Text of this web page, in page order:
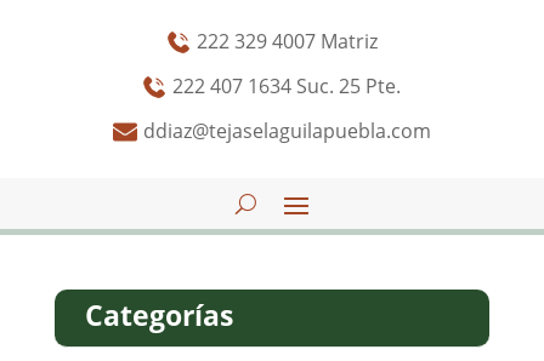
222 329 4007 Matriz
222 407 1634 Suc. 25 Pte.
ddiaz@tejaselaguilapuebla.com
Categorías